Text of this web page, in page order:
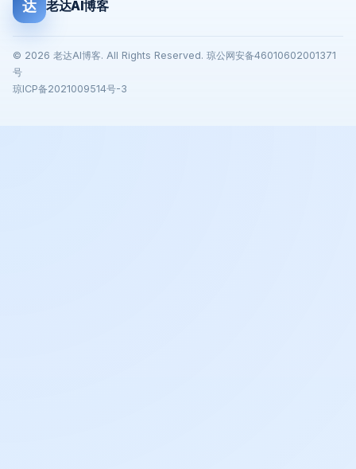
达 老达AI博客
© 2026 老达AI博客. All Rights Reserved. 琼公网安备46010602001371
号
琼ICP备2021009514号-3